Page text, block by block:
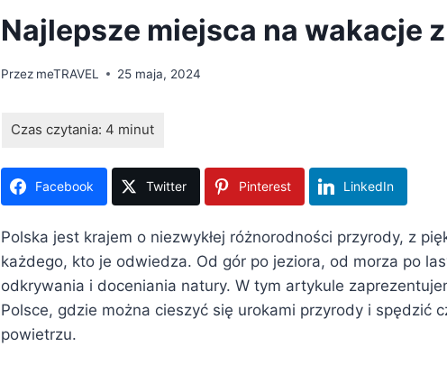
Najlepsze miejsca na wakacje
Przez meTRAVEL 25 maja, 2024
Facebook Twitter Pinterest LinkedIn
Polska jest krajem o niezwykłej różnorodności przyrody, z
każdego, kto je odwiedza. Od gór po jeziora, od morza po
odkrywania i doceniania natury. W tym artykule
Polsce, gdzie można cieszyć się urokami przyrody i spędzić
powietrzu.